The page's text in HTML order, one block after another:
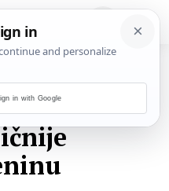
in with Google